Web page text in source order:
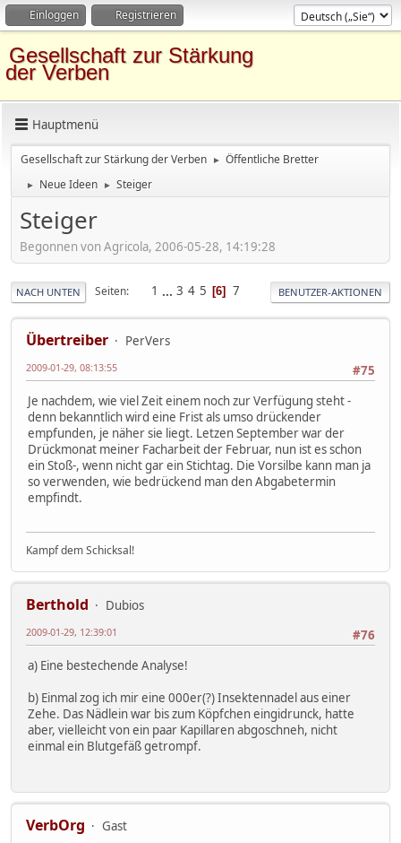
Einloggen Registrieren
Gesellschaft zur Stärkung
der Verben
Hauptmenü
Gesellschaft zur Stärkung der Verben ► Öffentliche Bretter
► Neue Ideen ► Steiger
Steiger
Begonnen von Agricola, 2006-05-28, 14:19:28
NACH UNTEN Seiten 1 ... 3 4 5 6 7 BENUTZER-AKTIONEN
Übertreiber
PerVers
#75
2009-01-29, 08:13:55
Je nachdem, wie viel Zeit einem noch zur Verfügung steht -
denn bekanntlich wird eine Frist als umso drückender
empfunden, je näher sie liegt. Letzen September war der
Drückmonat meiner Facharbeit der Februar, nun ist es schon
ein Stoß-, wenn nicht gar ein Stichtag. Die Vorsilbe kann man ja
so verwenden, wie bedrückend man den Abgabetermin
empfindt.
Kampf dem Schicksal!
Berthold
Dubios
#76
2009-01-29, 12:39:01
a) Eine bestechende Analyse!
b) Einmal zog ich mir eine 000er(?) Insektennadel aus einer
Zehe. Das Nädlein war bis zum Köpfchen eingidrunck, hatte
aber, vielleicht von ein paar Kapillaren abgoschneh, nicht
einmal ein Blutgefäß getrompf.
VerbOrg
Gast